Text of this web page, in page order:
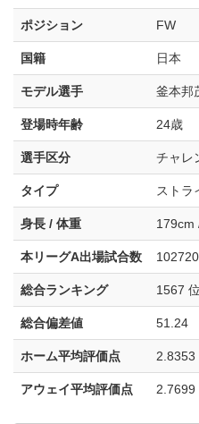
ポジション FW
国籍 日本
モデル選手 釜本邦
登場時年齢 24歳
選手区分 チャレ
タイプ ストラ
身長 / 体重 179cm
本リーグA出場試合数
総合ランキング 1567 位
総合偏差値 51.24
ホーム平均評価点 2.8353
アウェイ平均評価点 2.7699